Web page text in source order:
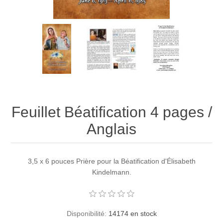
Feuillet Béatification 4 pages /
Anglais
3,5 x 6 pouces Prière pour la Béatification d'Élisabeth
Kindelmann.
Disponibilité: 14174 en stock